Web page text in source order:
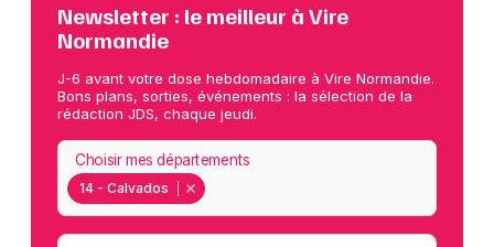
Newsletter : le meilleur à Vire
Normandie
J-6 avant votre dose hebdomadaire à Vire Normandie.
Bons plans, sorties, événements : la sélection de la
rédaction JDS, chaque jeudi.
14 - Calvados
Choisir mes départements